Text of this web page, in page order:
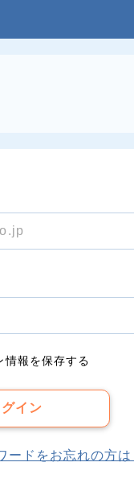
情報を保存する
グイン
ードをお忘れの方は